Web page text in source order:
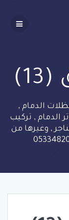
الدمام ,
, تركيب
, وغيرها من